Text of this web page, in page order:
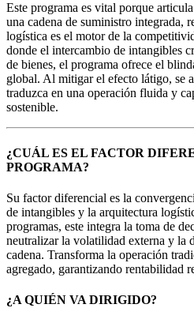
Este programa es vital porque
una cadena de suministro integrada,
logística es el motor de la
donde el intercambio de intangibles
de bienes, el programa ofrece el
global. Al mitigar el efecto látigo, se
traduzca en una operación fluida y
sostenible.
¿CUÁL ES EL FACTOR
PROGRAMA?
Su factor diferencial es la
de intangibles y la arquitectura
programas, este integra la toma de
neutralizar la volatilidad externa y la
cadena. Transforma la operación
agregado, garantizando rentabilidad
¿A QUIÉN VA DIRIGIDO?